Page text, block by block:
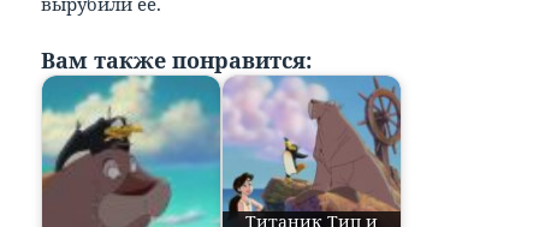
Вам также понравится:
Титаник Тип и